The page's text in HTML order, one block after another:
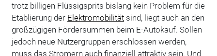
trotz billigen Flüssigsprits bislang kein Problem für die
Etablierung der Elektromobilitätsind, liegt auch an den
großzügigen Fördersummen beim E-Autokauf. Sollen
jedoch neue Nutzergruppen erschlossen werden,
muss das Stromern auch finanziell attraktiv sein. Und